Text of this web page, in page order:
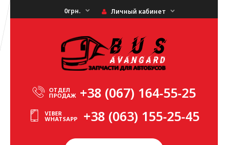
0грн. Личный кабинет
ОТДЕЛ
ПРОДАЖ +38 (067) 164-55-25
VIBER
WHATSAPP +38 (063) 155-25-45